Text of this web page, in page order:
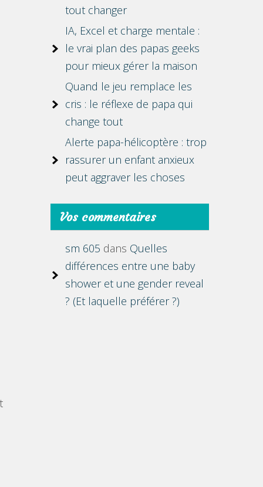
tout changer
IA, Excel et charge mentale :
le vrai plan des papas geeks
pour mieux gérer la maison
Quand le jeu remplace les
cris : le réflexe de papa qui
change tout
Alerte papa-hélicoptère : trop
rassurer un enfant anxieux
peut aggraver les choses
Vos commentaires
sm 605 dans Quelles
différences entre une baby
shower et une gender reveal
? (Et laquelle préférer ?)